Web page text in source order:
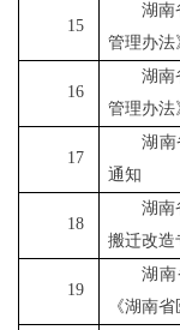
15
湖南
管理办法
16
湖南
管理办法
17
湖南
通知
18
湖南
搬迁改造
19
湖
《湖南